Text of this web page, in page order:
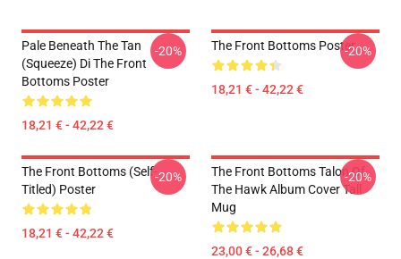
Pale Beneath The Tan
(Squeeze) Di The Front
Bottoms Poster
18,21 € - 42,22 €
-20% The Front Bottoms Poster
18,21 € - 42,22 €
-20%
The Front Bottoms (Self-
Titled) Poster
18,21 € - 42,22 €
-20%
The Front Bottoms Talon Of
The Hawk Album Cover Tall
Mug
23,00 € - 26,68 €
-20%